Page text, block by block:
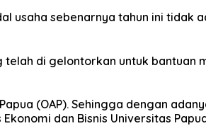
usaha sebenarnya tahun ini
di gelontorkan untuk bantuan
(OAP). Sehingga dengan
dan Bisnis Universitas